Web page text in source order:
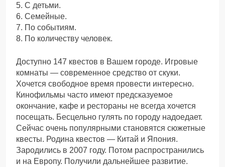
5. С детьми.
6. Семейные.
7. По событиям.
8. По количеству человек.
Доступно 147 квестов в Вашем городе. Игровые
комнаты — современное средство от скуки.
Хочется свободное время провести интересно.
Кинофильмы часто имеют предсказуемое
окончание, кафе и рестораны не всегда хочется
посещать. Бесцельно гулять по городу надоедает.
Сейчас очень популярными становятся сюжетные
квесты. Родина квестов — Китай и Япония.
Зародились в 2007 году. Потом распространились
и на Европу. Получили дальнейшее развитие.